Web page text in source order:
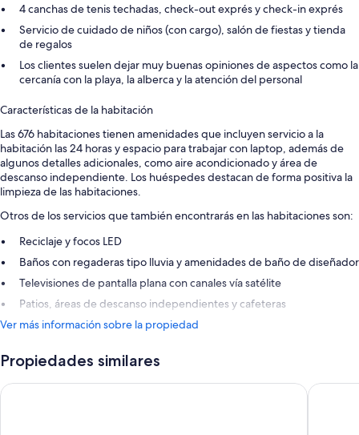
4 canchas de tenis techadas, check-out exprés y check-in exprés
Servicio de cuidado de niños (con cargo), salón de fiestas y tienda
de regalos
Los clientes suelen dejar muy buenas opiniones de aspectos como la
cercanía con la playa, la alberca y la atención del personal
Características de la habitación
Las 676 habitaciones tienen amenidades que incluyen servicio a la
habitación las 24 horas y espacio para trabajar con laptop, además de
algunos detalles adicionales, como aire acondicionado y área de
descanso independiente. Los huéspedes destacan de forma positiva la
limpieza de las habitaciones.
Otros de los servicios que también encontrarás en las habitaciones son:
Reciclaje y focos LED
Baños con regaderas tipo lluvia y amenidades de baño de diseñador
Televisiones de pantalla plana con canales vía satélite
Patios, áreas de descanso independientes y cafeteras
Ver más información sobre la propiedad
Propiedades similares
Hotel Riu Palace Bavaro - All Inclusive Hotel